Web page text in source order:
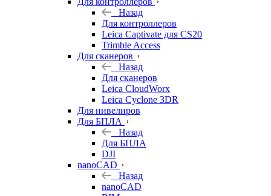
Назад
Для контроллеров
Leica Captivate для CS20
Trimble Access
Для сканеров
Назад
Для сканеров
Leica CloudWorx
Leica Cyclone 3DR
Для нивелиров
Для БПЛА
Назад
Для БПЛА
DJI
nanoCAD
Назад
nanoCAD